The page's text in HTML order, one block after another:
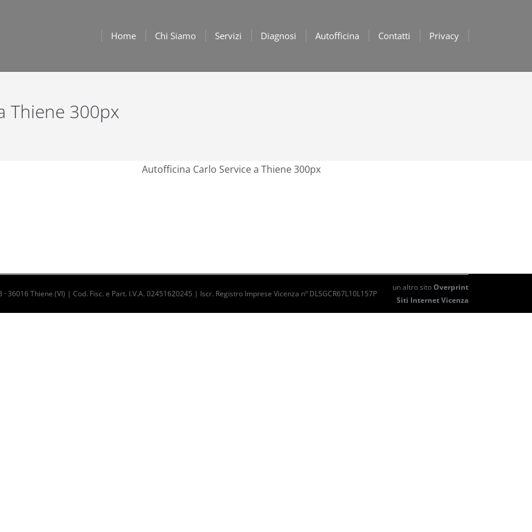
Home Chi Siamo Servizi Diagnosi Autofficina Contatti Privacy
Thiene 300px
Autofficina Carlo Service a Thiene 300px
· 36016 Thiene (VI) | Cod. Fisc. e Part. I.V.A. 02451620245 | Iscr. Registro Imprese Vicenza nº DLSGCR67L10L157P
un altro sitoOverprint
Siti Internet Vicenza